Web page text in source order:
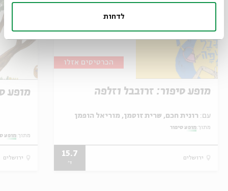
לדחות
הכרטיסים אזלו
מופע סיפור: זרובבל וזלפה
עם:
מתוך:מופע סיפור
ירושלים 15.7
ד'
מופע
מתוך:מופע
ירושלים